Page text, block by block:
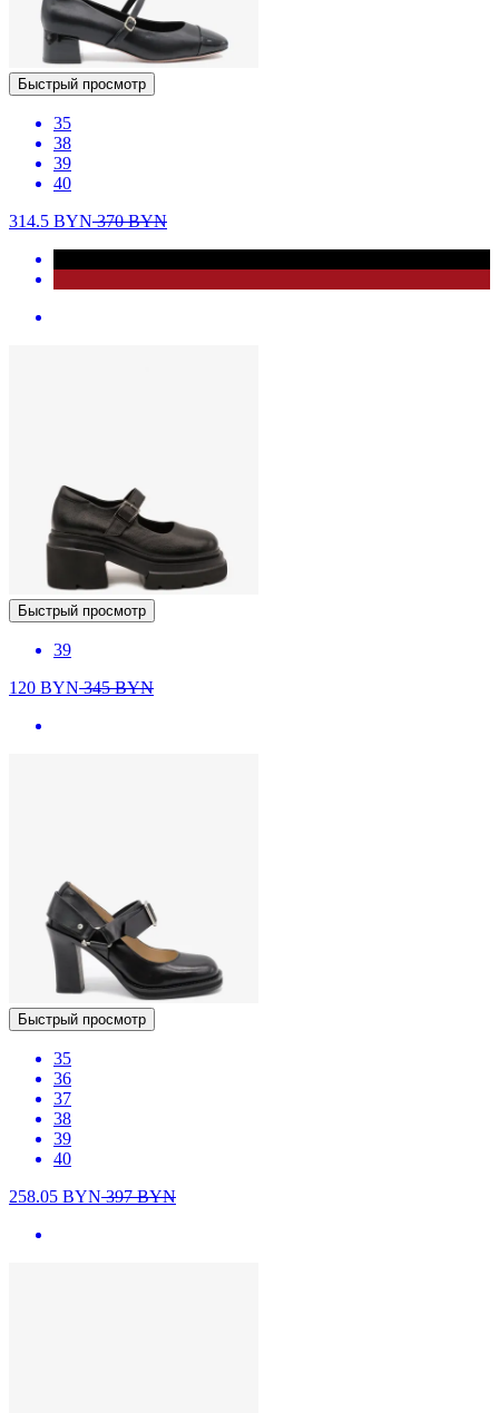
Быстрый просмотр
35
38
39
40
314.5 BYN370BYN
Быстрый просмотр
39
120 BYN345BYN
Быстрый просмотр
35
36
37
38
39
40
258.05 BYN397BYN